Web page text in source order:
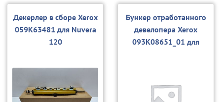
Декерлер в сборе Xerox
059K63481 для Nuvera
120
Бункер отработанного
девелопера Xerox
093K08651_01 для